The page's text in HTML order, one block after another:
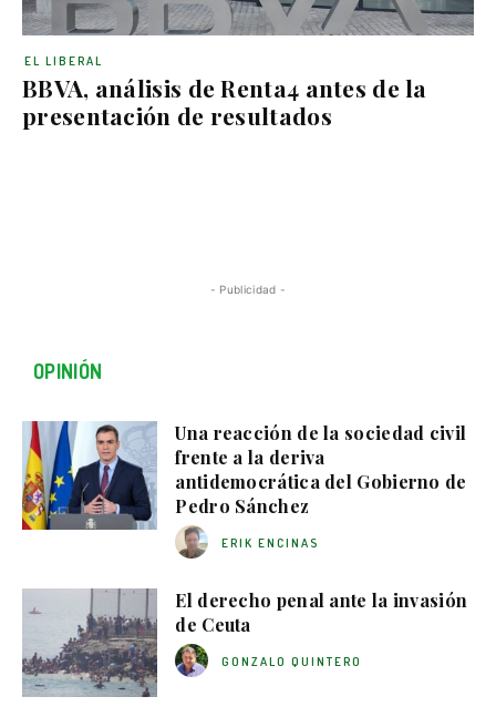
BBVA, análisis de Renta4 antes de la
presentación de resultados
EL LIBERAL
- Publicidad -
OPINIÓN
Una reacción de la sociedad civil
frente a la deriva
antidemocrática del Gobierno de
Pedro Sánchez
ERIK ENCINAS
El derecho penal ante la invasión
de Ceuta
GONZALO QUINTERO